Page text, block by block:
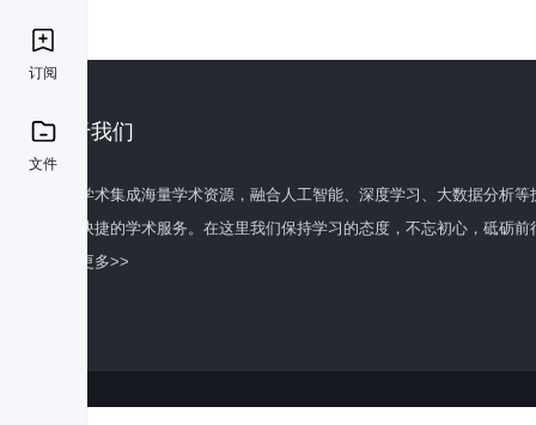
订阅
文件
关于我们
百度学术集成海量学术资源，融合人工智能、深度学习、大数据分析
全面快捷的学术服务。在这里我们保持学习的态度，不忘初心，砥砺前
了解更多>>